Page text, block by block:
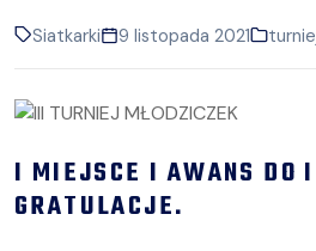
Siatkarki 9 listopada 2021
I MIEJSCE I AWANS DO
GRATULACJE.